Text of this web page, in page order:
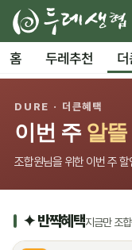
홈 두레추천
DURE · 더큰혜택
이번 주 알
조합원님을 위한 이번 주
✦ 반짝혜택지금만 조